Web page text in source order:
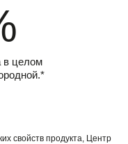
в целом
свойств продукта, Центр